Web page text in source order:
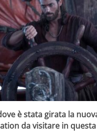
è stata girata la
da visitare in